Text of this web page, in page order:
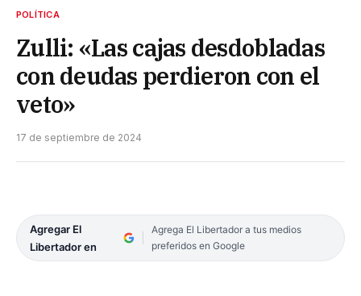
POLÍTICA
Zulli: «Las cajas desdobladas
con deudas perdieron con el
veto»
17 de septiembre de 2024
Agregar El
Libertador en
Agrega El Libertador a tus medios
preferidos en Google